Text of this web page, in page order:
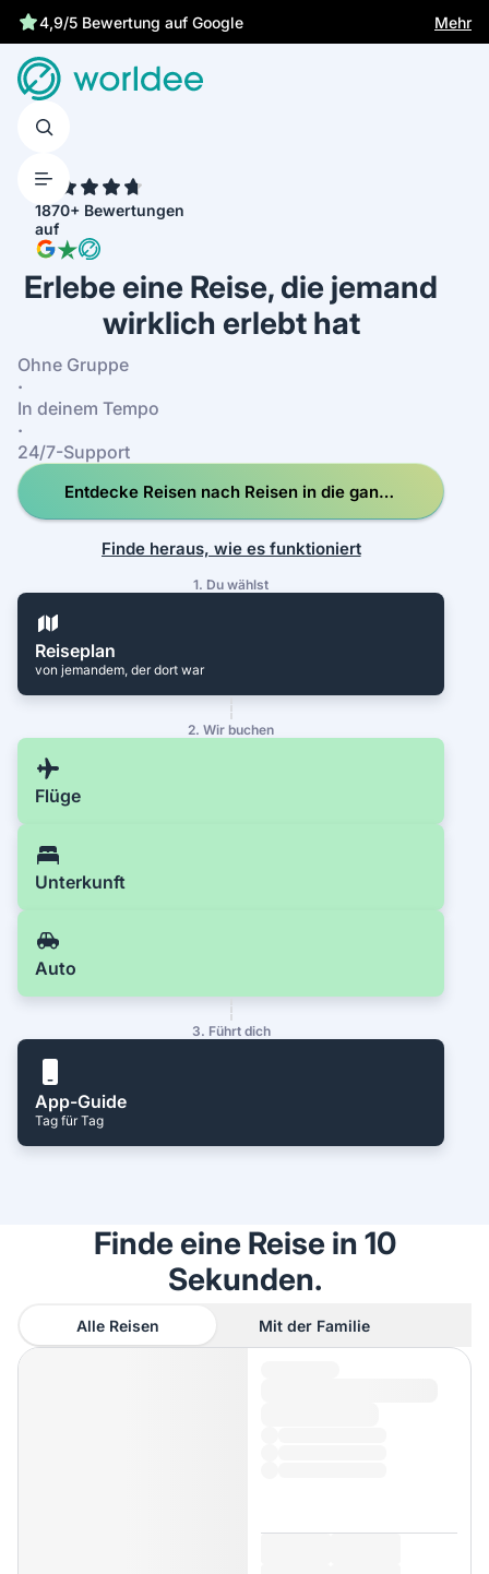
4,9/5 Bewertung auf Google
Gesetzliche Versicherung schützt dich
Mehr
1870+ Bewertungen
auf
Erlebe eine Reise, die jemand
wirklich erlebt hat
Ohne Gruppe
·
In deinem Tempo
·
24/7-Support
Entdecke Reisen nach Reisen in die ganze
Finde heraus, wie es funktioniert
1. Du wählst
Reiseplan
von jemandem, der dort war
2. Wir buchen
Flüge
Unterkunft
Auto
3. Führt dich
App-Guide
Tag für Tag
Finde eine Reise in 10
Sekunden.
Alle Reisen Mit der Familie